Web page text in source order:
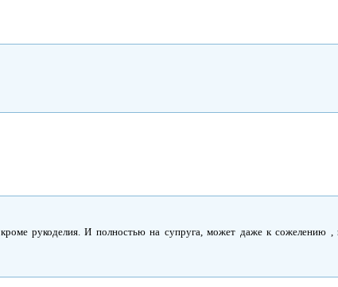
рукоделия. И полностью на супруга, может даже к сожелению